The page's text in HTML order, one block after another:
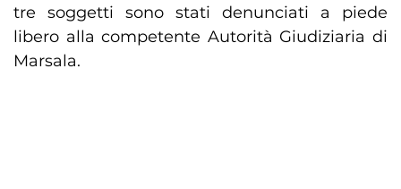
tre soggetti sono stati denunciati a piede
libero alla competente Autorità Giudiziaria di
Marsala.